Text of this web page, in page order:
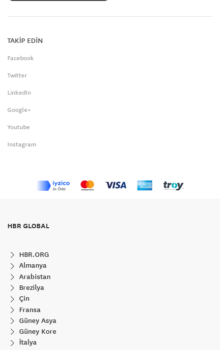
TAKİP EDİN
Facebook
Twitter
LinkedIn
Google+
Youtube
Instagram
HBR GLOBAL
HBR.ORG
Almanya
Arabistan
Brezilya
Çin
Fransa
Güney Asya
Güney Kore
İtalya